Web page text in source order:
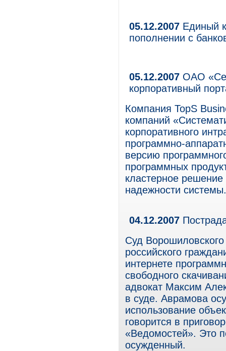
05.12.2007 Единый
пополнении с
05.12.2007 ОАО
корпоративный
Компания TopS
компаний
корпоративного
программно-
версию
программных
кластерное
надежности системы.
04.12.2007
Суд
российского
интернете
свободного
адвокат Максим
в суде. Аврамова
использование
говорится в
«Ведомостей». Это
осужденный.